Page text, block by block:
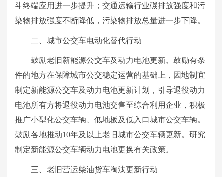
斗终端应用进一步提升；交通运输行业碳排放强度和污
染物排放强度不断降低，污染物排放总量进一步下降。
二、城市公交车电动化替代行动
鼓励老旧新能源公交车及动力电池更新。鼓励有条
件的地方在保障城市公交稳定运营的基础上，因地制宜
制定新能源公交车及动力电池更新计划，引导退役动力
电池所有方将退役动力电池交售至综合利用企业，积极
推广小型化公交车辆、低地板及低入口城市公交车辆。
鼓励各地推动10年及以上老旧城市公交车辆更新。研究
制定新能源公交车辆动力电池更换有关政策。
三、老旧营运柴油货车淘汰更新行动